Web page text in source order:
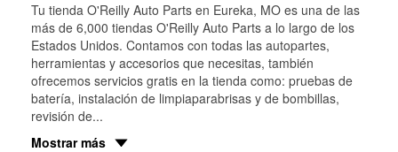
Tu tienda O'Reilly Auto Parts en Eureka, MO es una de las
más de 6,000 tiendas O'Reilly Auto Parts a lo largo de los
Estados Unidos. Contamos con todas las autopartes,
herramientas y accesorios que necesitas, también
ofrecemos servicios gratis en la tienda como: pruebas de
batería, instalación de limpiaparabrisas y de bombillas,
revisión de...
Mostrar más